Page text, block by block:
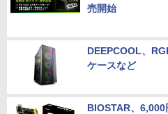
売開始
DEEPCOOL、
ケースなど
BIOSTAR、